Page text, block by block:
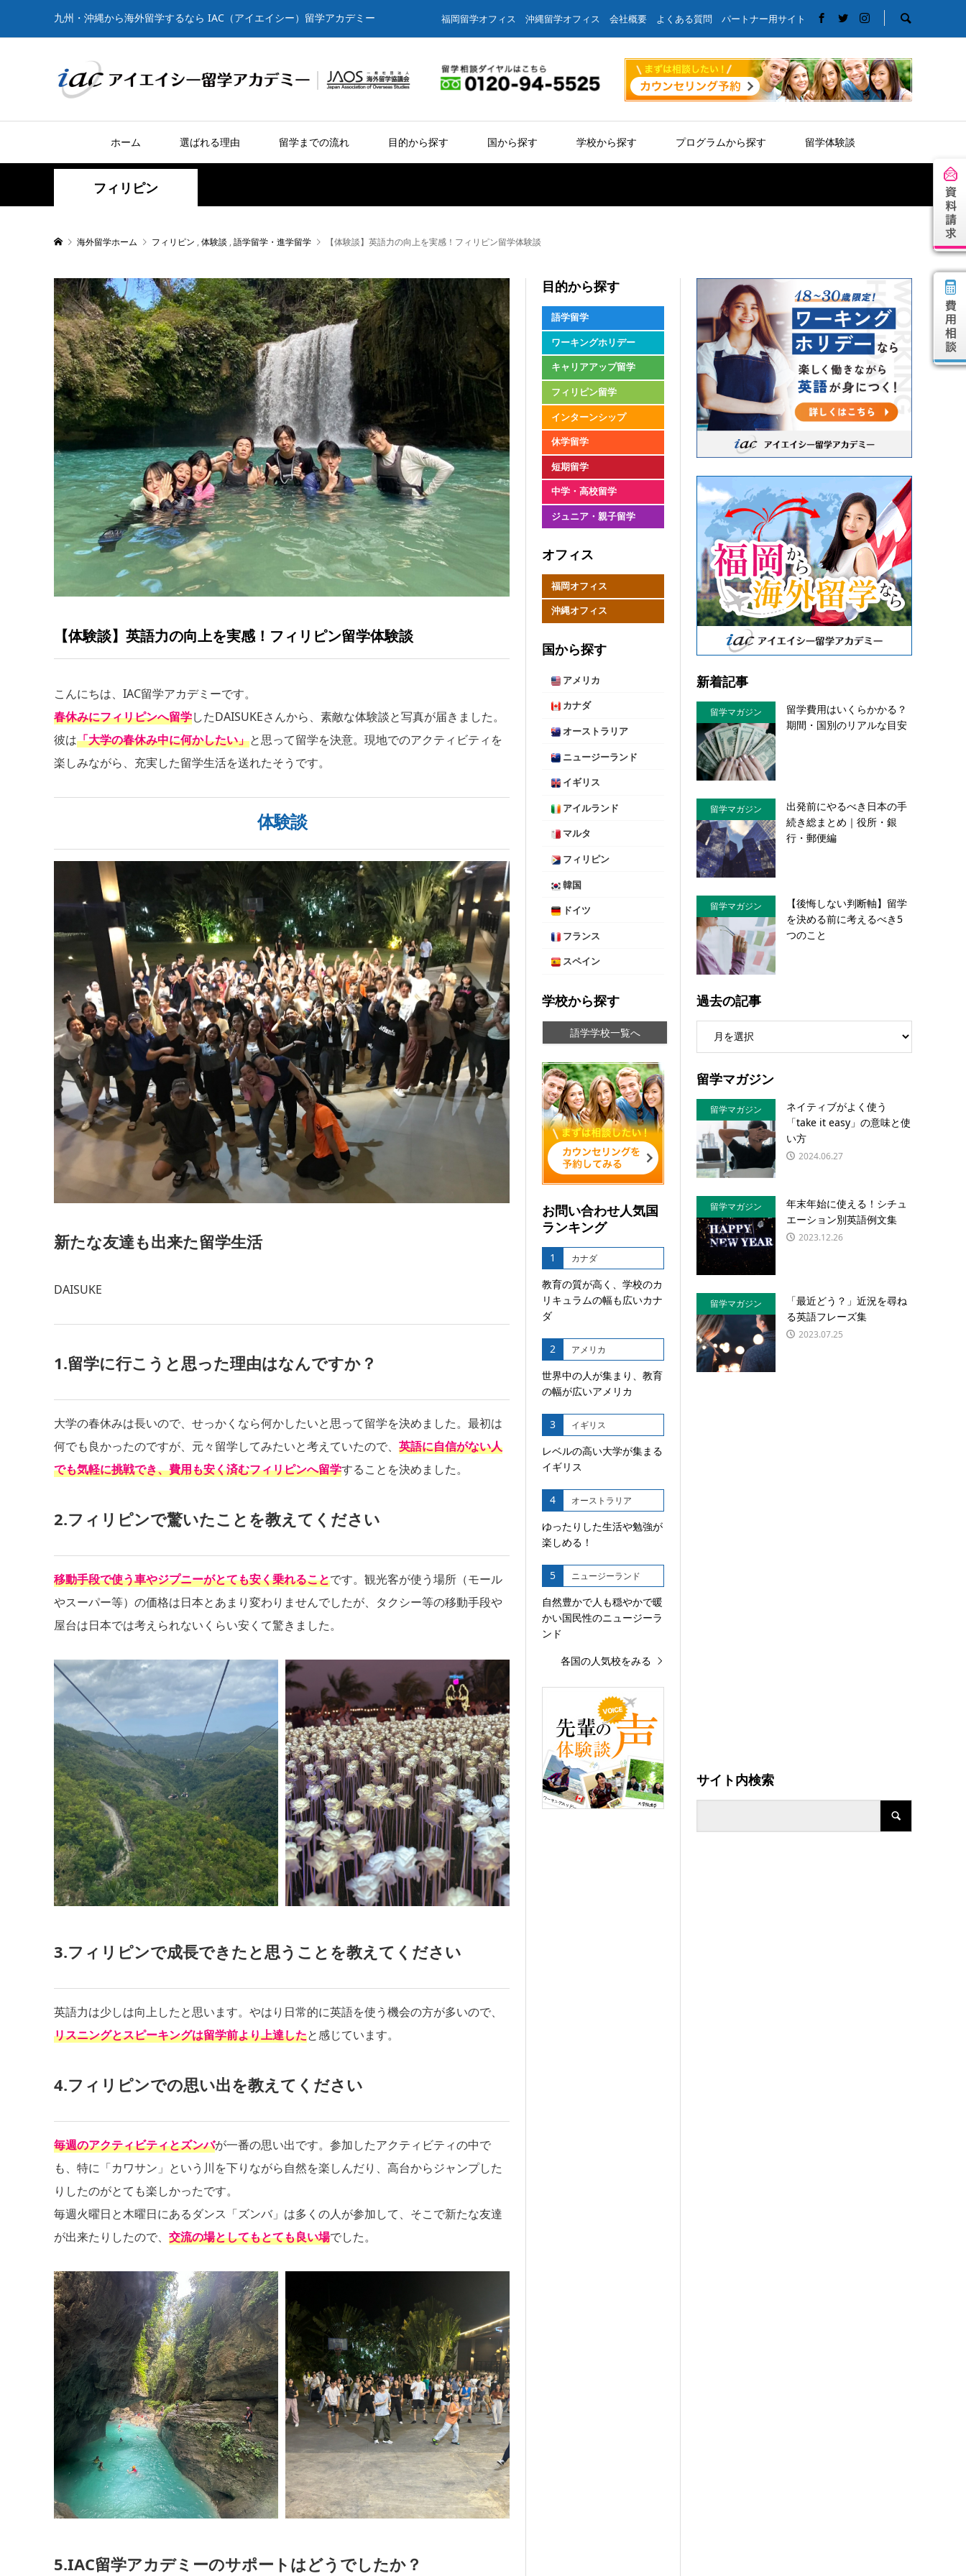
九州・沖縄から海外留学するなら IAC（アイエイシー）留学アカデミー 福岡留学オフィス 沖縄留学オフィス 会社概要 よくある質問 パートナー用サイト
ホーム 選ばれる理由 留学までの流れ 目的から探す 国から探す 学校から探す プログラムから探す 留学体験談
フィリピン
海外留学ホーム フィリピン ,体験談 ,語学留学・進学留学 【体験談】英語力の向上を実感！フィリピン留学体験談
【体験談】英語力の向上を実感！フィリピン留学体験談
こんにちは、IAC留学アカデミーです。
春休みにフィリピンへ留学したDAISUKEさんから、素敵な体験談と写真が届きました。
彼は「大学の春休み中に何かしたい」と思って留学を決意。現地でのアクティビティを
楽しみながら、充実した留学生活を送れたそうです。
体験談
新たな友達も出来た留学生活
DAISUKE
1.留学に行こうと思った理由はなんですか？
大学の春休みは長いので、せっかくなら何かしたいと思って留学を決めました。最初は
何でも良かったのですが、元々留学してみたいと考えていたので、 英語に自信がない人
でも気軽に挑戦でき、費用も安く済むフィリピンへ留学することを決めました。
2.フィリピンで驚いたことを教えてください
移動手段で使う車やジプニーがとても安く乗れることです。観光客が使う場所（モール
やスーパー等）の価格は日本とあまり変わりませんでしたが、タクシー等の移動手段や
屋台は日本では考えられないくらい安くて驚きました。
3.フィリピンで成長できたと思うことを教えてください
英語力は少しは向上したと思います。やはり日常的に英語を使う機会の方が多いので、
リスニングとスピーキングは留学前より上達したと感じています。
4.フィリピンでの思い出を教えてください
毎週のアクティビティとズンバが一番の思い出です。参加したアクティビティの中で
も、特に「カワサン」という川を下りながら自然を楽しんだり、高台からジャンプした
りしたのがとても楽しかったです。
毎週火曜日と木曜日にあるダンス「ズンバ」は多くの人が参加して、そこで新たな友達
が出来たりしたので、 交流の場としてもとても良い場でした。
5.IAC留学アカデミーのサポートはどうでしたか？
目的から探す
語学留学
ワーキングホリデー
キャリアアップ留学
フィリピン留学
インターンシップ
休学留学
短期留学
中学・高校留学
ジュニア・親子留学
オフィス
福岡オフィス
沖縄オフィス
国から探す
アメリカ
カナダ
オーストラリア
ニュージーランド
イギリス
アイルランド
マルタ
フィリピン
韓国
ドイツ
フランス
スペイン
学校から探す
語学学校一覧へ
お問い合わせ人気国
ランキング
1 カナダ
教育の質が高く、学校のカ
リキュラムの幅も広いカナ
ダ
2 アメリカ
世界中の人が集まり、教育
の幅が広いアメリカ
3 イギリス
レベルの高い大学が集まる
イギリス
4 オーストラリア
ゆったりした生活や勉強が
楽しめる！
5 ニュージーランド
自然豊かで人も穏やかで暖
かい国民性のニュージーラ
ンド
各国の人気校をみる
新着記事
留学マガジン
留学費用はいくらかかる？
期間・国別のリアルな目安
留学マガジン
出発前にやるべき日本の手
続き総まとめ｜役所・銀
行・郵便編
留学マガジン
【後悔しない判断軸】留学
を決める前に考えるべき5
つのこと
過去の記事
留学マガジン
留学マガジン
ネイティブがよく使う
「take it easy」の意味と使
い方
2024.06.27
留学マガジン
年末年始に使える！シチュ
エーション別英語例文集
2023.12.26
留学マガジン
「最近どう？」近況を尋ね
る英語フレーズ集
2023.07.25
サイト内検索